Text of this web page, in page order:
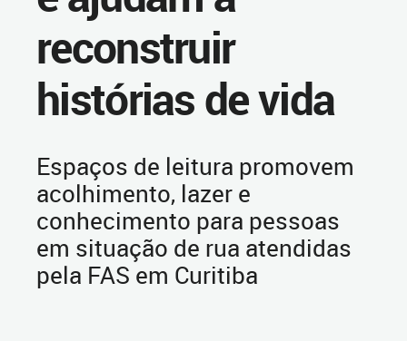
reconstruir
histórias de vida
Espaços de leitura promovem
acolhimento, lazer e
conhecimento para pessoas
em situação de rua atendidas
pela FAS em Curitiba